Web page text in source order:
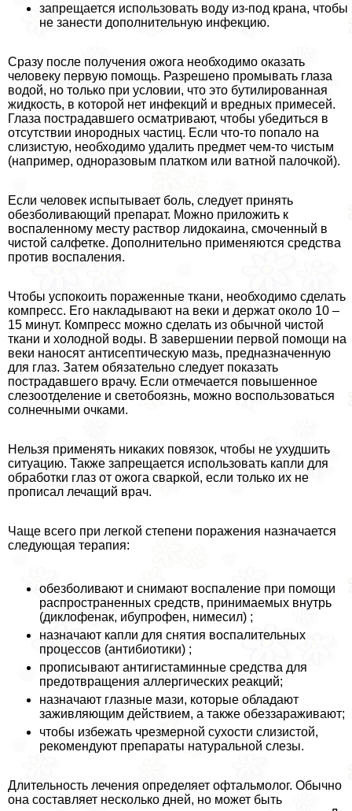
запрещается использовать воду из-под крана, чтобы
не занести дополнительную инфекцию.
Сразу после получения ожога необходимо оказать
человеку первую помощь. Разрешено промывать глаза
водой, но только при условии, что это бутилированная
жидкость, в которой нет инфекций и вредных примесей.
Глаза пострадавшего осматривают, чтобы убедиться в
отсутствии инородных частиц. Если что-то попало на
слизистую, необходимо удалить предмет чем-то чистым
(например, одноразовым платком или ватной палочкой).
Если человек испытывает боль, следует принять
обезболивающий препарат. Можно приложить к
воспаленному месту раствор лидокаина, смоченный в
чистой салфетке. Дополнительно применяются средства
против воспаления.
Чтобы успокоить пораженные ткани, необходимо сделать
компресс. Его накладывают на веки и держат около 10 –
15 минут. Компресс можно сделать из обычной чистой
ткани и холодной воды. В завершении первой помощи на
веки наносят антисептическую мазь, предназначенную
для глаз. Затем обязательно следует показать
пострадавшего врачу. Если отмечается повышенное
слезоотделение и светобоязнь, можно воспользоваться
солнечными очками.
Нельзя применять никаких повязок, чтобы не ухудшить
ситуацию. Также запрещается использовать капли для
обработки глаз от ожога сваркой, если только их не
прописал лечащий врач.
Чаще всего при легкой степени поражения назначается
следующая терапия:
обезболивают и снимают воспаление при помощи
распространенных средств, принимаемых внутрь
(диклофенак, ибупрофен, нимесил) ;
назначают капли для снятия воспалительных
процессов (антибиотики) ;
прописывают антигистаминные средства для
предотвращения аллергических реакций;
назначают глазные мази, которые обладают
заживляющим действием, а также обеззараживают;
чтобы избежать чрезмерной сухости слизистой,
рекомендуют препараты натуральной слезы.
Длительность лечения определяет офтальмолог. Обычно
она составляет несколько дней, но может быть